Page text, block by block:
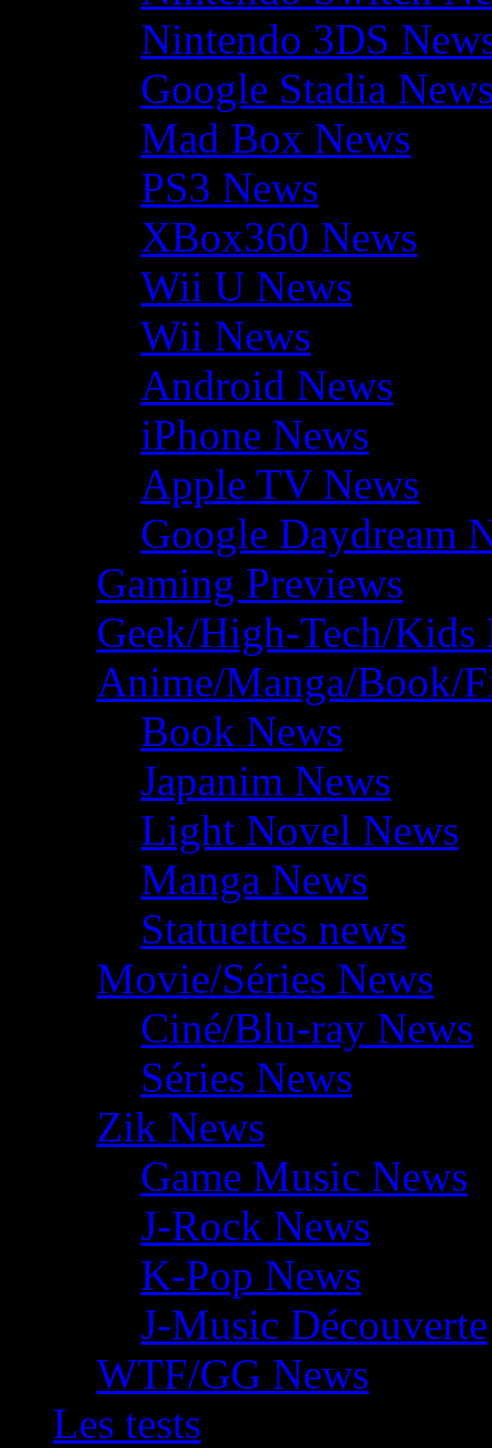
Nintendo 3DS
Google Stadia
Mad Box News
PS3 News
XBox360 News
Wii U News
Wii News
Android News
iPhone News
Apple TV News
Google Daydream
Gaming Previews
Geek/High-Tech/Kids
Anime/Manga/Book/
Book News
Japanim News
Light Novel News
Manga News
Statuettes news
Movie/Séries News
Ciné/Blu-ray News
Séries News
Zik News
Game Music News
J-Rock News
K-Pop News
J-Music Découverte
WTF/GG News
Les tests